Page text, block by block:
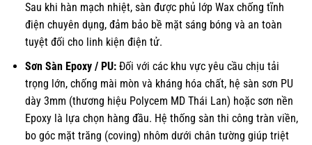
Sau khi hàn mạch nhiệt, sàn được phủ lớp Wax chống tĩnh
điện chuyên dụng, đảm bảo bề mặt sáng bóng và an toàn
tuyệt đối cho linh kiện điện tử.
Sơn Sàn Epoxy / PU:Đối với các khu vực yêu cầu chịu tải
trọng lớn, chống mài mòn và kháng hóa chất, hệ sàn sơn PU
dày 3mm (thương hiệu Polycem MD Thái Lan) hoặc sơn nền
Epoxy là lựa chọn hàng đầu. Hệ thống sàn thi công tràn viền,
bo góc mặt trăng (coving) nhôm dưới chân tường giúp triệt